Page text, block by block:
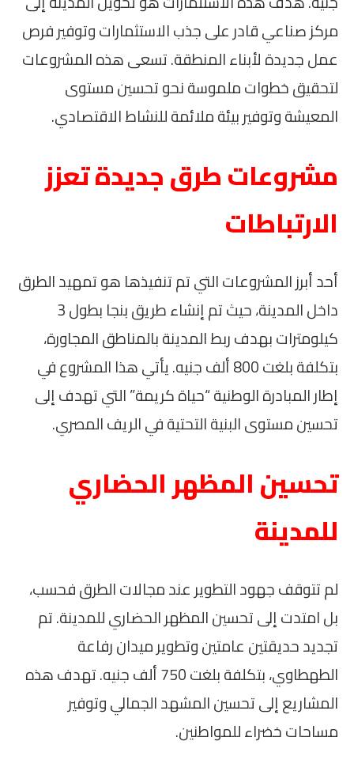
مركز صناعي قادر على جذب الاستثمارات وتوفير فرص
عمل جديدة لأبناء المنطقة. تسعى هذه المشروعات
لتحقيق خطوات ملموسة نحو تحسين مستوى
المعيشة وتوفير بيئة ملائمة للنشاط الاقتصادي.
مشروعات طرق جديدة تعزز
الارتباطات
أحد أبرز المشروعات التي تم تنفيذها هو تمهيد الطرق
داخل المدينة، حيث تم إنشاء طريق بنجا بطول 3
كيلومترات بهدف ربط المدينة بالمناطق المجاورة،
بتكلفة بلغت 800 ألف جنيه. يأتي هذا المشروع في
إطار المبادرة الوطنية “حياة كريمة” التي تهدف إلى
تحسين مستوى البنية التحتية في الريف المصري.
تحسين المظهر الحضاري
للمدينة
لم تتوقف جهود التطوير عند مجالات الطرق فحسب،
بل امتدت إلى تحسين المظهر الحضاري للمدينة. تم
تجديد حديقتين عامتين وتطوير ميدان رفاعة
الطهطاوي، بتكلفة بلغت 750 ألف جنيه. تهدف هذه
المشاريع إلى تحسين المشهد الجمالي وتوفير
مساحات خضراء للمواطنين.